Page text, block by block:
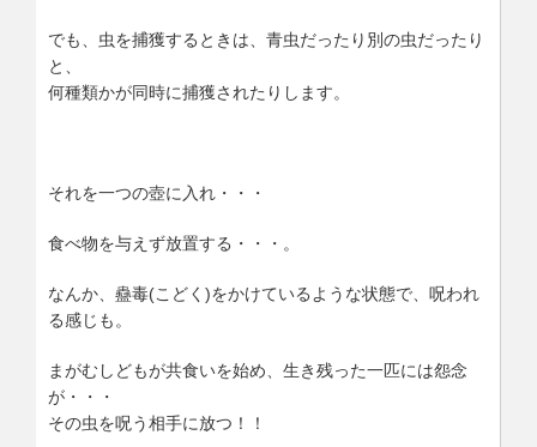
でも、虫を捕獲するときは、青虫だったり別の虫だったり
と、
何種類かが同時に捕獲されたりします。
それを一つの壺に入れ・・・
食べ物を与えず放置する・・・。
なんか、蠱毒(こどく)をかけているような状態で、呪われ
る感じも。
まがむしどもが共食いを始め、生き残った一匹には怨念
が・・・
その虫を呪う相手に放つ！！